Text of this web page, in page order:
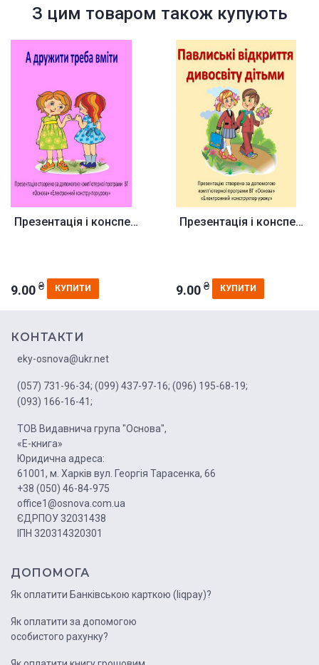
З цим товаром також купують
Презентація і конспект до урок...
9.00 ₴ КУПИТИ
Презентація і конспект до урок...
9.00 ₴ КУПИТИ
КОНТАКТИ
eky-osnova@ukr.net
(057) 731-96-34; (099) 437-97-16; (096) 195-68-19;
(093) 166-16-41;
ТОВ Видавнича група "Основа",
«Е-книга»
Юридична адреса:
61001, м. Харків вул. Георгія Тарасенка, 66
+38 (050) 46-84-975
office1@osnova.com.ua
ЄДРПОУ 32031438
ІПН 320314320301
ДОПОМОГА
Як оплатити Банківською карткою (liqpay)?
Як оплатити за допомогою
особистого рахунку?